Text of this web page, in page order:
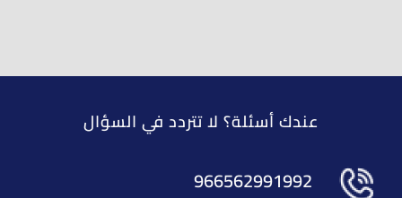
عندك أسئلة؟ لا تتردد في السؤال
966562991992